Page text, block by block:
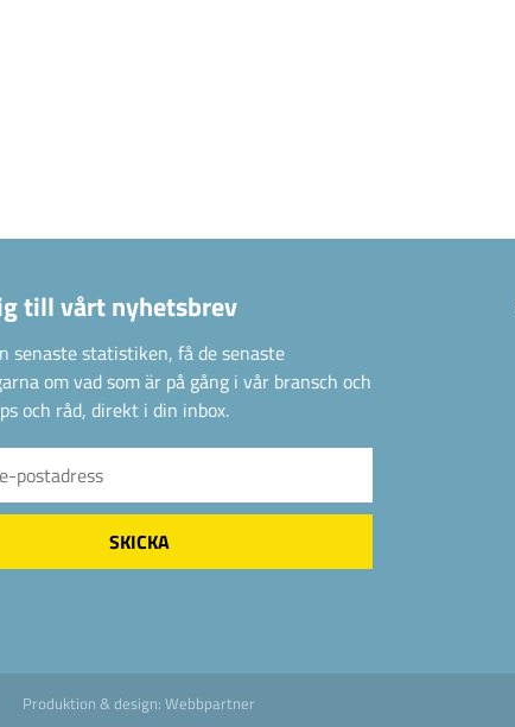
till vårt nyhetsbrev
senaste statistiken, få de senaste
om vad som är på gång i vår bransch och
och råd, direkt i din inbox.
Produktion & design: Webbpartner